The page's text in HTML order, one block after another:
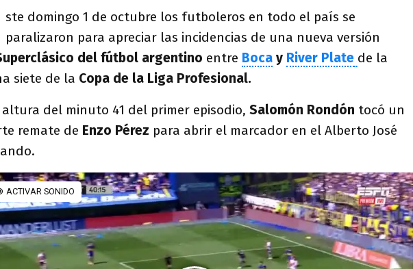
ste domingo 1 de octubre los futboleros en todo el país se
paralizaron para apreciar las incidencias de una nueva versión
del fútbol argentino entre Boca y River Plate de la
siete de la Copa de la Liga Profesional.
altura del minuto 41 del primer episodio, Salomón Rondón tocó un
remate de Enzo Pérez para abrir el marcador en el Alberto José